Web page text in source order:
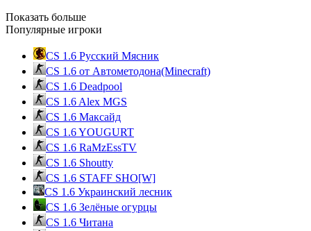
Показать больше
Популярные игроки
CS 1.6 Русский Мясник
CS 1.6 от Автометодона(Minecraft)
CS 1.6 Deadpool
CS 1.6 Alex MGS
CS 1.6 Максайд
CS 1.6 YOUGURT
CS 1.6 RaMzEssTV
CS 1.6 Shoutty
CS 1.6 STAFF SHO[W]
CS 1.6 Украинский лесник
CS 1.6 Зелёные огурцы
CS 1.6 Читана